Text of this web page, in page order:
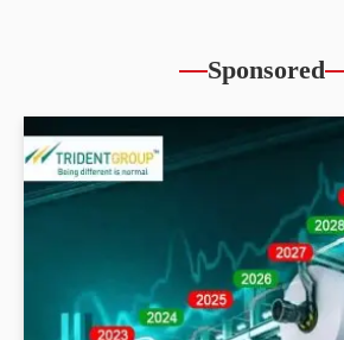
Sponsored